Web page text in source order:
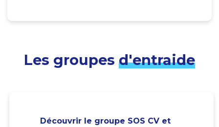
Les groupes d'entraide
Découvrir le groupe SOS CV et